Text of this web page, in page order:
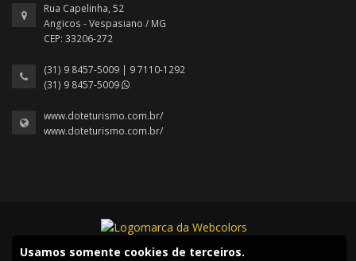
Rua Capelinha, 52
Angicos - Vespasiano / MG
CEP: 33206-272
(31) 9 8457-5009 | 9 7110-1292
(31) 9 8457-5009
www.doteturismo.com.br/
www.doteturismo.com.br/
Usamos somente cookies de terceiros.